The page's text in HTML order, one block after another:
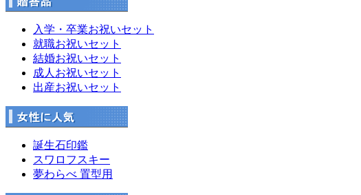
入学・卒業お祝いセット
就職お祝いセット
結婚お祝いセット
成人お祝いセット
出産お祝いセット
誕生石印鑑
スワロフスキー
夢わらべ 置型用